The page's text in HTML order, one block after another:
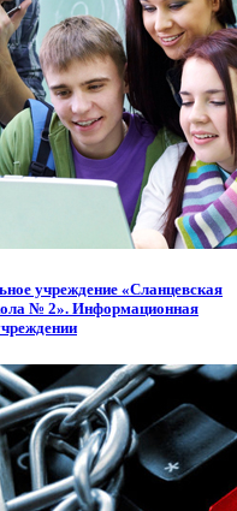
учреждение «Сланцевская
№ 2». Информационная